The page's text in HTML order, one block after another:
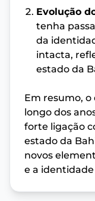
Evolução
tenha
da
intacta,
estado da
Em resumo, o
longo dos
forte ligação
estado da
novos
e a